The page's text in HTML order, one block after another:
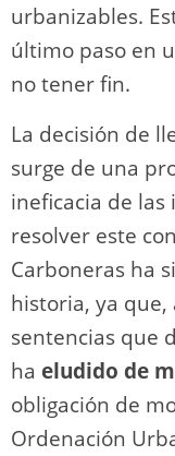
urbanizables.
último paso en
no tener fin.
La decisión de
surge de una
ineficacia de
resolver este
Carboneras ha
historia, ya que,
sentencias que
ha eludido de
obligación de
Ordenación